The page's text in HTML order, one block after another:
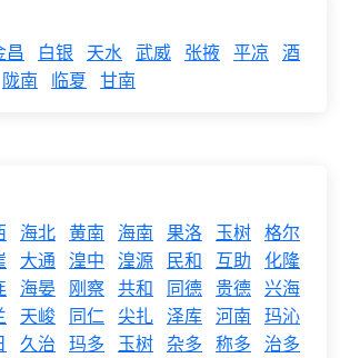
昌 白银 天水 武威 张掖 平凉 酒
陇南 临夏 甘南
海北 黄南 海南 果洛 玉树 格尔
大通 湟中 湟源 民和 互助 化隆
海晏 刚察 共和 同德 贵德 兴海
天峻 同仁 尖扎 泽库 河南 玛沁
久治 玛多 玉树 杂多 称多
治多